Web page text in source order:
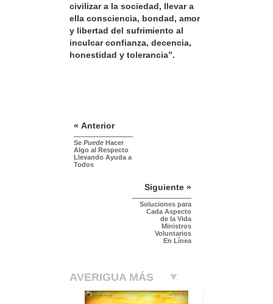
civilizar a la sociedad, llevar a
ella consciencia, bondad, amor
y libertad del sufrimiento al
inculcar confianza, decencia,
honestidad y tolerancia”.
« Anterior
Se Puede Hacer
Algo al Respecto
Llevando Ayuda a
Todos
Siguiente »
Soluciones para
Cada Aspecto
de la Vida
Ministros
Voluntarios
En Línea
AVERIGUA MÁS